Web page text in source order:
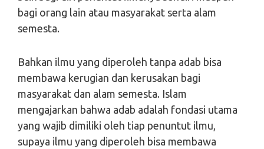
bagi orang lain atau masyarakat serta alam
semesta.
Bahkan ilmu yang diperoleh tanpa adab bisa
membawa kerugian dan kerusakan bagi
masyarakat dan alam semesta. Islam
mengajarkan bahwa adab adalah fondasi utama
yang wajib dimiliki oleh tiap penuntut ilmu,
supaya ilmu yang diperoleh bisa membawa